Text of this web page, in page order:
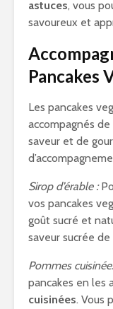
astuces, vous
savoureux et
Pancakes
Les pancakes
accompagnés
saveur et de
Sirop d’érable :
vos pancakes
goût sucré et
saveur sucrée
Pommes
pancakes en les
cuisinées. Vous